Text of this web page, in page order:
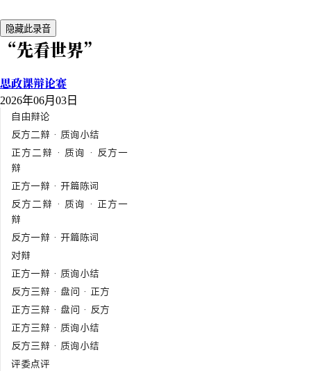
隐藏此录音
“先看世界”
思政课辩论赛
2026年06月03日
自由辩论
反方二辩 · 质询小结
正方二辩 · 质询 · 反方一
辩
正方一辩 · 开篇陈词
反方二辩 · 质询 · 正方一
辩
反方一辩 · 开篇陈词
对辩
正方一辩 · 质询小结
反方三辩 · 盘问 · 正方
正方三辩 · 盘问 · 反方
正方三辩 · 质询小结
反方三辩 · 质询小结
评委点评